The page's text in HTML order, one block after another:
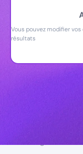
Vous pouvez modifier
résultats